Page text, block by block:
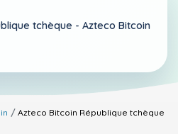
tchèque - Azteco Bitcoin
Azteco Bitcoin République tchèque